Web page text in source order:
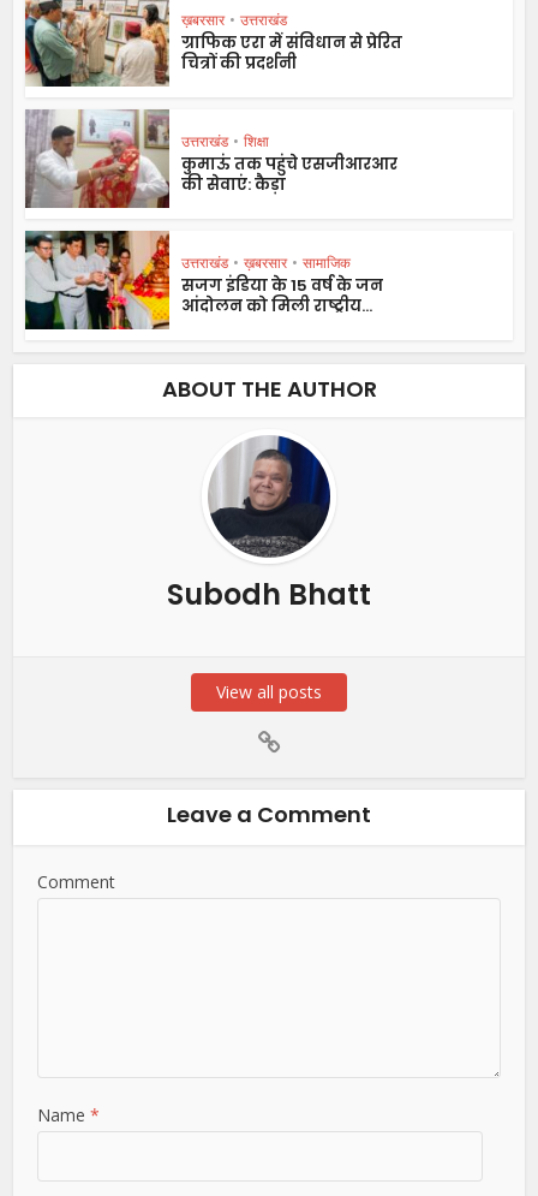
ख़बरसार • उत्तराखंड
ग्राफिक एरा में संविधान से प्रेरित
चित्रों की प्रदर्शनी
उत्तराखंड • शिक्षा
कुमाऊं तक पहुंचे एसजीआरआर
की सेवाएं: कैड़ा
उत्तराखंड • ख़बरसार • सामाजिक
सजग इंडिया के 15 वर्ष के जन
आंदोलन को मिली राष्ट्रीय...
ABOUT THE AUTHOR
Subodh Bhatt
View all posts
Leave a Comment
Comment
Name*